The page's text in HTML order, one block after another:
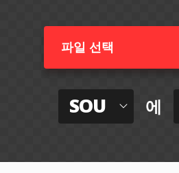
파일 선택
SOU 에